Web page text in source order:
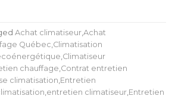
Achat climatiseur Achat
Québec Climatisation
Climatiseur
chauffage Contrat entretien
climatisation Entretien
entretien climatiseur Entretien